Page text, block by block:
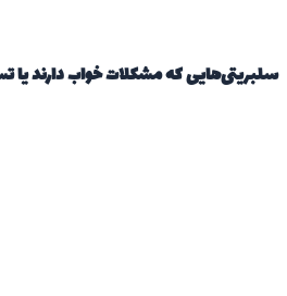
سلبریتی‌هایی که مشکلات خواب دارند یا